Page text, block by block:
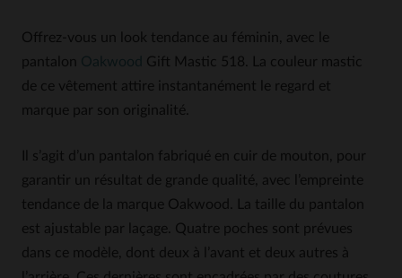
Offrez-vous un look tendance au féminin, avec le
pantalon Oakwood
Gift Mastic 518. La couleur mastic
de ce vêtement attire instantanément le regard et
marque par son originalité.
Il s’agit d’un pantalon fabriqué en cuir de mouton, pour
garantir un résultat de grande qualité, avec l’empreinte
tendance de la marque Oakwood. La taille du pantalon
est ajustable par laçage. Quatre poches sont prévues
dans ce modèle, dont deux à l’avant et deux autres à